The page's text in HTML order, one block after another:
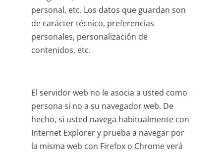
personal, etc. Los datos que guardan son
de carácter técnico, preferencias
personales, personalización de
contenidos, etc.
El servidor web no le asocia a usted como
persona si no a su navegador web. De
hecho, si usted navega habitualmente con
Internet Explorer y prueba a navegar por
la misma web con Firefox o Chrome verá